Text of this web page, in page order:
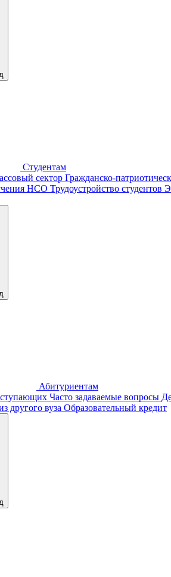
Студентам
сектор Гражданско-
НСО Трудоустройство студентов
Абитуриентам
Часто задаваемые вопросы
другого вуза Образовательный кредит